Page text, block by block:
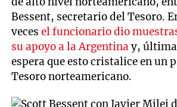
Bessent, secretario del Tesoro.
vecesel funcionario dio
su apoyo a la Argentina y,
espera que esto cristalice en un
Tesoro norteamericano.